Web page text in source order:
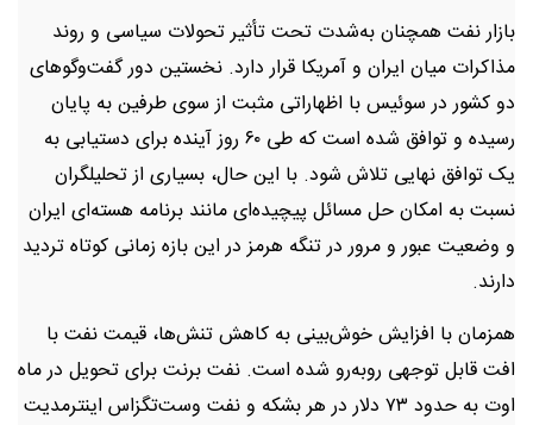
بازار نفت همچنان به‌شدت تحت تأثیر تحولات سیاسی و روند
مذاکرات میان ایران و آمریکا قرار دارد. نخستین دور گفت‌وگوهای
دو کشور در سوئیس با اظهاراتی مثبت از سوی طرفین به پایان
رسیده و توافق شده است که طی ۶۰ روز آینده برای دستیابی به
یک توافق نهایی تلاش شود. با این حال، بسیاری از تحلیلگران
نسبت به امکان حل مسائل پیچیده‌ای مانند برنامه هسته‌ای ایران
و وضعیت عبور و مرور در تنگه هرمز در این بازه زمانی کوتاه تردید
دارند.
همزمان با افزایش خوش‌بینی به کاهش تنش‌ها، قیمت نفت با
افت قابل توجهی روبه‌رو شده است. نفت برنت برای تحویل در ماه
اوت به حدود ۷۳ دلار در هر بشکه و نفت وست‌تگزاس اینترمدیت